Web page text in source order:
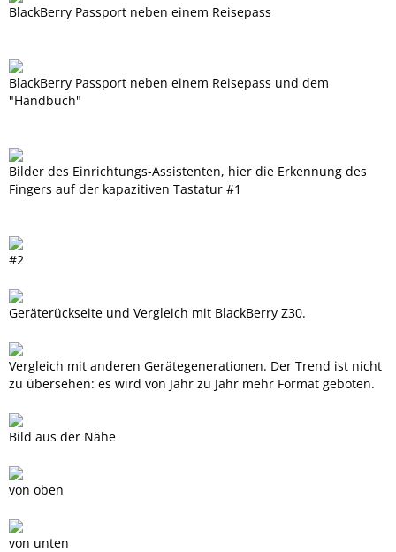
BlackBerry Passport neben einem Reisepass
BlackBerry Passport neben einem Reisepass und dem
"Handbuch"
Bilder des Einrichtungs-Assistenten, hier die Erkennung des
Fingers auf der kapazitiven Tastatur #1
#2
Geräterückseite und Vergleich mit BlackBerry Z30.
Vergleich mit anderen Gerätegenerationen. Der Trend ist nicht
zu übersehen: es wird von Jahr zu Jahr mehr Format geboten.
Bild aus der Nähe
von oben
von unten